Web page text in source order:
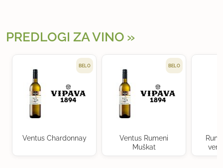
PREDLOGI ZA VINO
BELO
Ventus Chardonnay
BELO
Ventus Rumeni
Muškat